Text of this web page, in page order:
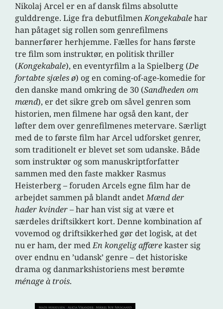
Nikolaj Arcel er en af dansk films absolutte
gulddrenge. Lige fra debutfilmenKongekabalehar
han påtaget sig rollen som genrefilmens
bannerfører herhjemme. Fælles for hans første
tre film som instruktør, en politisk thriller
(Kongekabale), en eventyrfilm a la Spielberg (De
fortabte sjæles ø) og en coming-of-age-komedie for
den danske mand omkring de 30 (Sandheden om
mænd), er det sikre greb om såvel genren som
historien, men filmene har også den kant, der
løfter dem over genrefilmenes metervare. Særligt
med de to første film har Arcel udforsket genrer,
som traditionelt er blevet set som udanske. Både
som instruktør og som manuskriptforfatter
sammen med den faste makker Rasmus
Heisterberg – foruden Arcels egne film har de
arbejdet sammen på blandt andetMænd der
hader kvinder– har han vist sig at være et
særdeles driftsikkert kort. Denne kombination af
vovemod og driftsikkerhed gør det logisk, at det
nu er ham, der medEn kongelig affærekaster sig
over endnu en ’udansk’ genre – det historiske
drama og danmarkshistoriens mest berømte
ménage à trois.